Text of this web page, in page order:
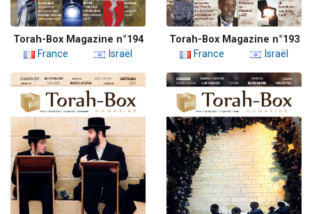
Torah-Box Magazine n°194
France
Israël
Torah-Box Magazine n°193
France
Israël